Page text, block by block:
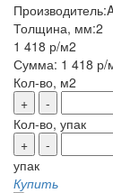
Производитель:
Толщина, мм:2
1 418 р/м2
Сумма: 1 418 р/
Кол-во, м2
+
-
Кол-во, упак
+
-
упак
Купить